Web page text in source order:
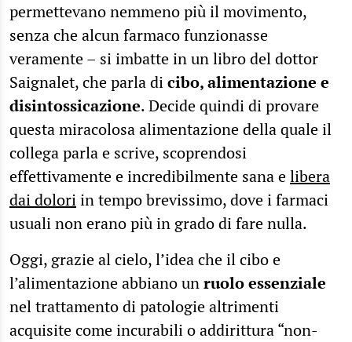
permettevano nemmeno più il movimento,
senza che alcun farmaco funzionasse
veramente – si imbatte in un libro del dottor
Saignalet, che parla dicibo, alimentazione e
disintossicazione. Decide quindi di provare
questa miracolosa alimentazione della quale il
collega parla e scrive, scoprendosi
effettivamente e incredibilmente sana elibera
dai doloriin tempo brevissimo, dove i farmaci
usuali non erano più in grado di fare nulla.
Oggi, grazie al cielo, l’idea che il cibo e
l’alimentazione abbiano unruolo essenziale
nel trattamento di patologie altrimenti
acquisite come incurabili o addirittura “non-